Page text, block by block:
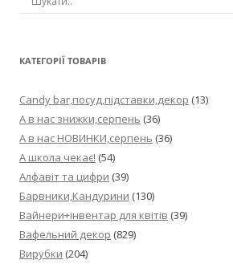
КАТЕГОРІЇ ТОВАРІВ
Candy bar,посуд,підставки,декор (13)
А в нас знижки,серпень (36)
А в нас НОВИНКИ,серпень (36)
А школа чекає! (54)
Алфавіт та цифри (39)
Барвники,Кандурини (130)
Вайнери+інвентар для квітів (39)
Вафельний декор (829)
Вирубки (204)